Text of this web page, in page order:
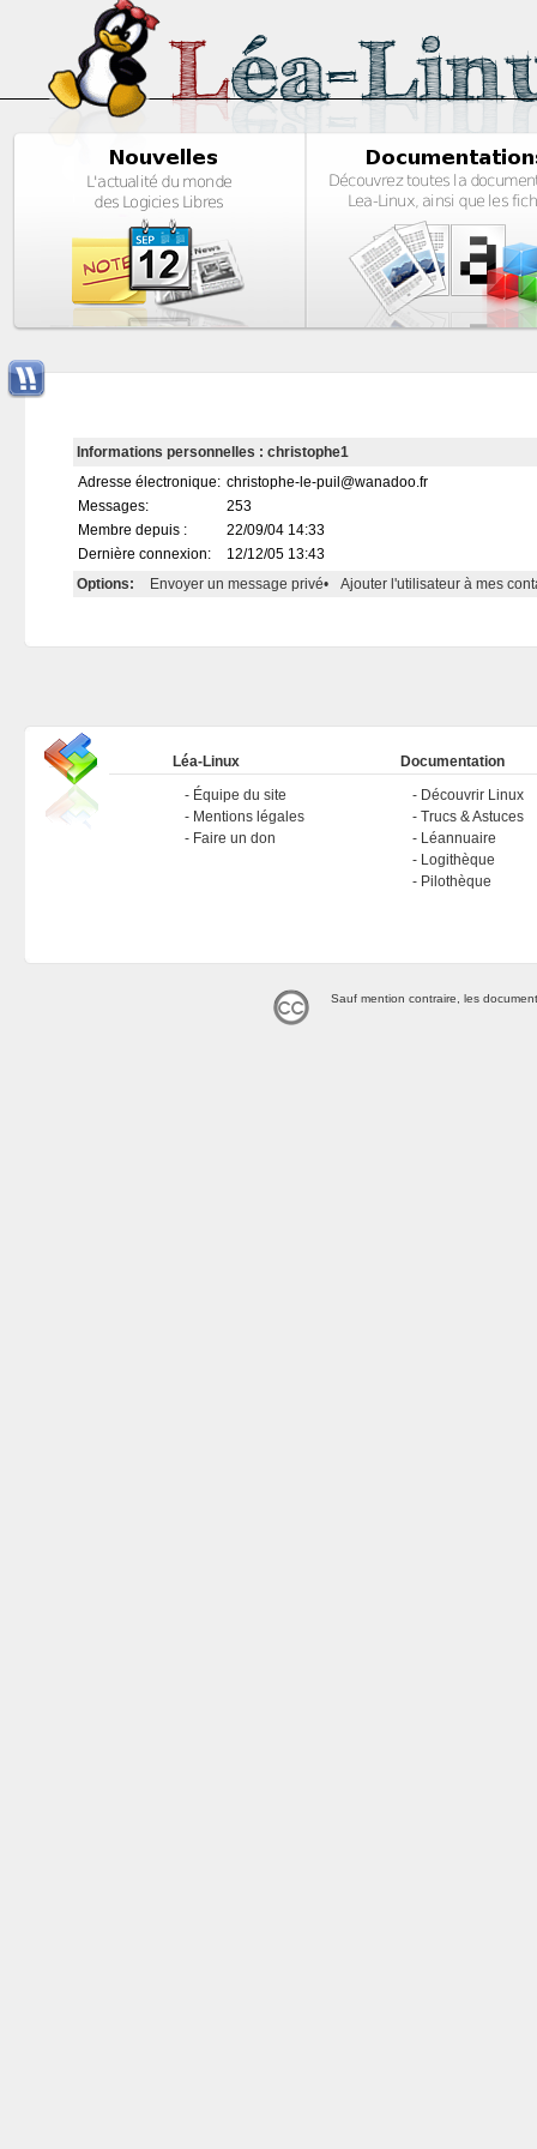
Informations personnelles : christophe1
Adresse électronique: christophe-le-puil@wanadoo.fr
Messages:
253
Membre depuis :
22/09/04 14:33
Dernière connexion:
12/12/05 13:43
Options:
Envoyer un message privé• Ajouter l'utilisateur à mes
Léa-Linux
Équipe du site
Mentions légales
Faire un don
Documentation
Découvrir Linux
Trucs & Astuces
Léannuaire
Logithèque
Pilothèque
Sauf mention contraire, les